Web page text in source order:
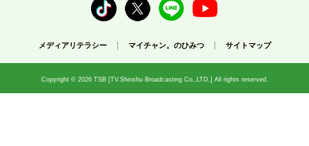
メディアリテラシー マイチャン。のひみつ サイトマップ
Copyright © 2026 TSB [TV.Shinshu Broadcasting Co.,LTD.] All rights reserved.